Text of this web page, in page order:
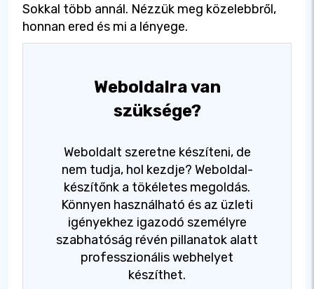
Sokkal több annál. Nézzük meg közelebbről,
honnan ered és mi a lényege.
Weboldalra van
szüksége?
Weboldalt szeretne készíteni, de
nem tudja, hol kezdje? Weboldal-
készítőnk a tökéletes megoldás.
Könnyen használható és az üzleti
igényekhez igazodó személyre
szabhatóság révén pillanatok alatt
professzionális webhelyet
készíthet.